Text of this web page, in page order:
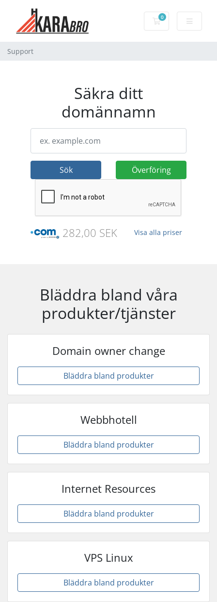
0
Kundvagn
Support
Säkra ditt
domännamn
Sök Överföring
282,00 SEK Visa alla priser
Bläddra bland våra
produkter/tjänster
Domain owner change
Bläddra bland produkter
Webbhotell
Bläddra bland produkter
Internet Resources
Bläddra bland produkter
VPS Linux
Bläddra bland produkter